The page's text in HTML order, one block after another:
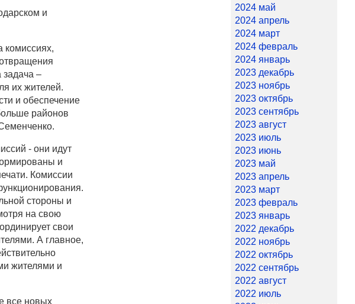
и
комиссиях,
–
их жителей.
и обеспечение
районов
- они идут
и
Комиссии
стороны и
на свою
свои
А главное,
жителями и
все новых
2024 май
2024 апрель
2024 март
2024 февраль
2024 январь
2023 декабрь
2023 ноябрь
2023 октябрь
2023 сентябрь
2023 август
2023 июль
2023 июнь
2023 май
2023 апрель
2023 март
2023 февраль
2023 январь
2022 декабрь
2022 ноябрь
2022 октябрь
2022 сентябрь
2022 август
2022 июль